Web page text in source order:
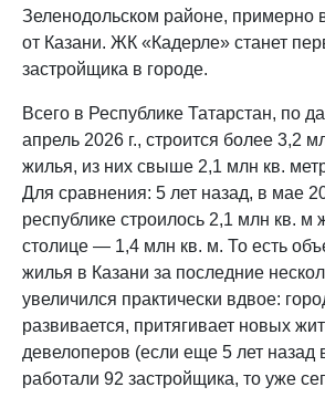
Зеленодольском районе, примерно
от Казани. ЖК «Кадерле» станет
застройщика в городе.
Всего в Республике Татарстан,
апрель 2026 г., строится более 3,2
жилья, из них свыше 2,1 млн кв.
Для сравнения: 5 лет назад, в мае
республике строилось 2,1 млн кв. м
столице — 1,4 млн кв. м. То есть
жилья в Казани за последние
увеличился практически вдвое:
развивается, притягивает новых
девелоперов (если еще 5 лет назад
работали 92 застройщика, то уже